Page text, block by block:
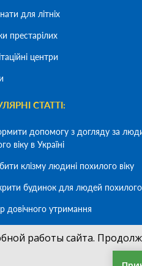
для літніх
престарілих
центри
СТАТТІ:
допомогу з догляду за
віку в Україні
клізму людині похилого віку
будинок для людей похилого
довічного утримання
вікуработы сайта.